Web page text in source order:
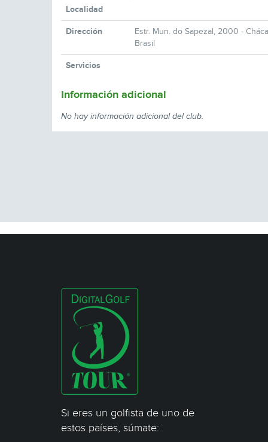
Localidad
Dirección
Estr. Mun. do Sapezal, 2000 -
Brasil
Servicios
Información adicional
No hay información adicional del club.
Si eres un golfista de uno de
estos países, súmate: